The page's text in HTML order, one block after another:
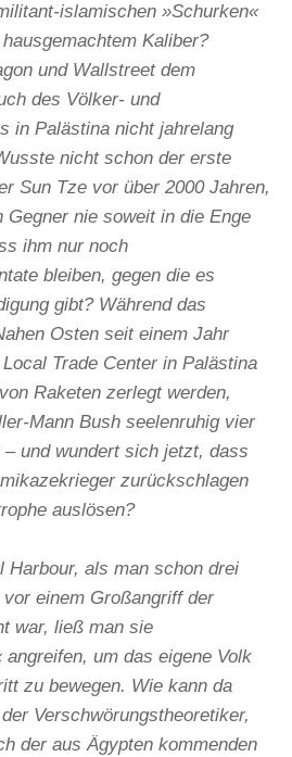
islamischen »Schurken«
Kaliber?
und Wallstreet dem
des Völker- und
in Palästina nicht jahrelang
nicht schon der erste
Sun Tze vor über 2000 Jahren,
Gegner nie soweit in die Enge
ihm nur noch
bleiben, gegen die es
gibt? Während das
Osten seit einem Jahr
Trade Center in Palästina
Raketen zerlegt werden,
Mann Bush seelenruhig vier
– und wundert sich jetzt, dass
zurückschlagen
auslösen?
Harbour, als man schon drei
einem Großangriff der
war, ließ man sie
um das eigene Volk
zu bewegen. Wie kann da
Verschwörungstheoretiker,
der aus Ägypten kommenden